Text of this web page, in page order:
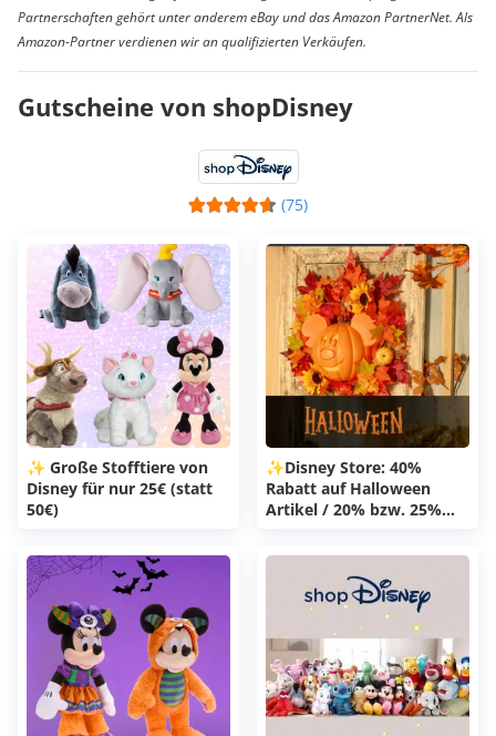
Partnerschaften gehört unter anderem eBay und das Amazon PartnerNet. Als
Amazon-Partner verdienen wir an qualifizierten Verkäufen.
Gutscheine von shopDisney
(75)
✨ Große Stofftiere von
Disney für nur 25€ (statt
50€)
✨Disney Store: 40%
Rabatt auf Halloween
Artikel / 20% bzw. 25%